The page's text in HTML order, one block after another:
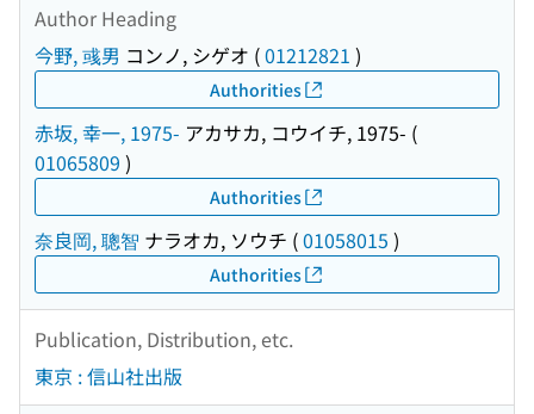
Author Heading
今野, 彧男 コンノ, シゲオ (01212821 )
Authorities
赤坂, 幸一, 1975- アカサカ, コウイチ, 1975- (
01065809 )
Authorities
奈良岡, 聰智 ナラオカ, ソウチ (01058015 )
Authorities
Publication, Distribution, etc.
東京 : 信山社出版